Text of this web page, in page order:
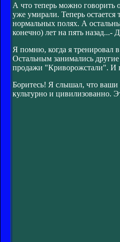
А что теперь можно говорить
уже умирали. Теперь
нормальных полях. А
конечно) лет на пять назад...-
Я помню, когда я тренировал
Остальным занимались
продажи "Криворожстали". И
Боритесь! Я слышал, что ваши
культурно и цивилизованно.